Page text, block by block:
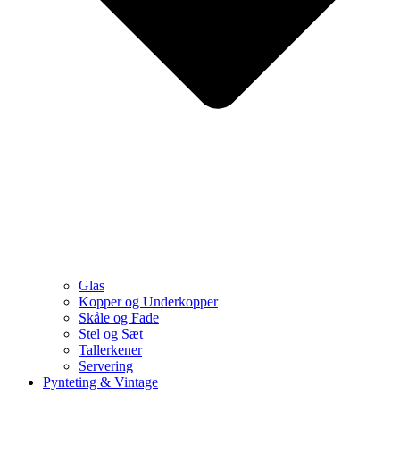
Glas
Kopper og Underkopper
Skåle og Fade
Stel og Sæt
Tallerkener
Servering
Pynteting & Vintage